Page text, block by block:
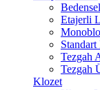
Etajerli
Tezgah
Tezgah
Klozet